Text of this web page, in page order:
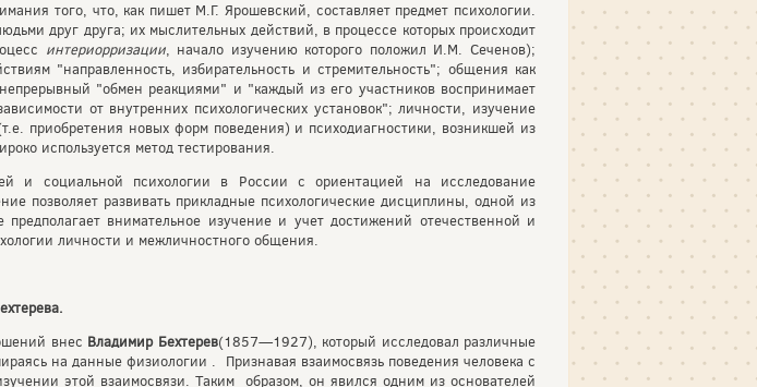
того, что, как пишет М.Г. Ярошевский, составляет предмет психологии.
друг друга; их мыслительных действий, в процессе которых происходит
интериорризации, начало изучению которого положил И.М. Сеченов);
"направленность, избирательность и стремительность"; общения как
"обмен реакциями" и "каждый из его участников воспринимает
от внутренних психологических установок"; личности, изучение
приобретения новых форм поведения) и психодиагностики, возникшей из
используется метод тестирования.
и социальной психологии в России с ориентацией на исследование
позволяет развивать прикладные психологические дисциплины, одной из
внимательное изучение и учет достижений отечественной и
личности и межличностного общения.
внес Владимир Бехтерев(1857—1927), который исследовал различные
на данные физиологии . Признавая взаимосвязь поведения человека с
этой взаимосвязи. Таким образом, он явился одним из основателей